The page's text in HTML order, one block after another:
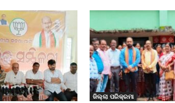
ଜିଲ୍ଲା ପରିକ୍ରମା